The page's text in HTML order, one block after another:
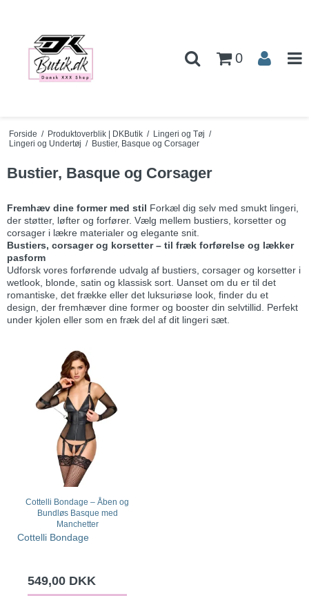
0
Forside / Produktoverblik | DKButik / Lingeri og Tøj /
Lingeri og Undertøj / Bustier, Basque og Corsager
Bustier, Basque og Corsager
Fremhæv dine former med stil Forkæl dig selv med smukt lingeri,
der støtter, løfter og forfører. Vælg mellem bustiers, korsetter og
corsager i lækre materialer og elegante snit.
Bustiers, corsager og korsetter – til fræk forførelse og lækker
pasform
Udforsk vores forførende udvalg af bustiers, corsager og korsetter i
wetlook, blonde, satin og klassisk sort. Uanset om du er til det
romantiske, det frække eller det luksuriøse look, finder du et
design, der fremhæver dine former og booster din selvtillid. Perfekt
under kjolen eller som en fræk del af dit lingeri sæt.
Cottelli Bondage – Åben og
Bundløs Basque med
Manchetter
Cottelli Bondage
549,00 DKK